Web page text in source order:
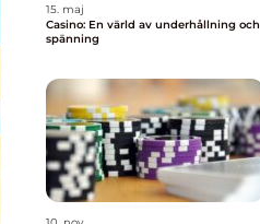
15. maj
Casino: En värld av underhållning och
spänning